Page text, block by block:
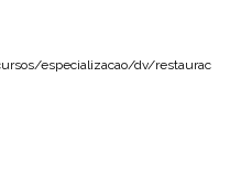
especializacao/dv/restaurac